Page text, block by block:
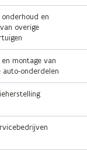
onderhoud en
overige
montage van
auto-onderdelen